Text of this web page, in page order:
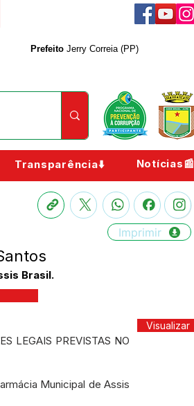
Prefeito Jerry Correia (PP)
Transparência⬇️ Notícias📰
Imprimir
Brasil.
LEGAIS PREVISTAS NO
Municipal de Assis
Visualizar